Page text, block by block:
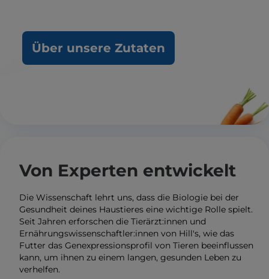
Über unsere Zutaten
Von Experten entwickelt
Die Wissenschaft lehrt uns, dass die Biologie bei der
Gesundheit deines Haustieres eine wichtige Rolle spielt.
Seit Jahren erforschen die Tierärzt:innen und
Ernährungswissenschaftler:innen von Hill's, wie das
Futter das Genexpressionsprofil von Tieren beeinflussen
kann, um ihnen zu einem langen, gesunden Leben zu
verhelfen.